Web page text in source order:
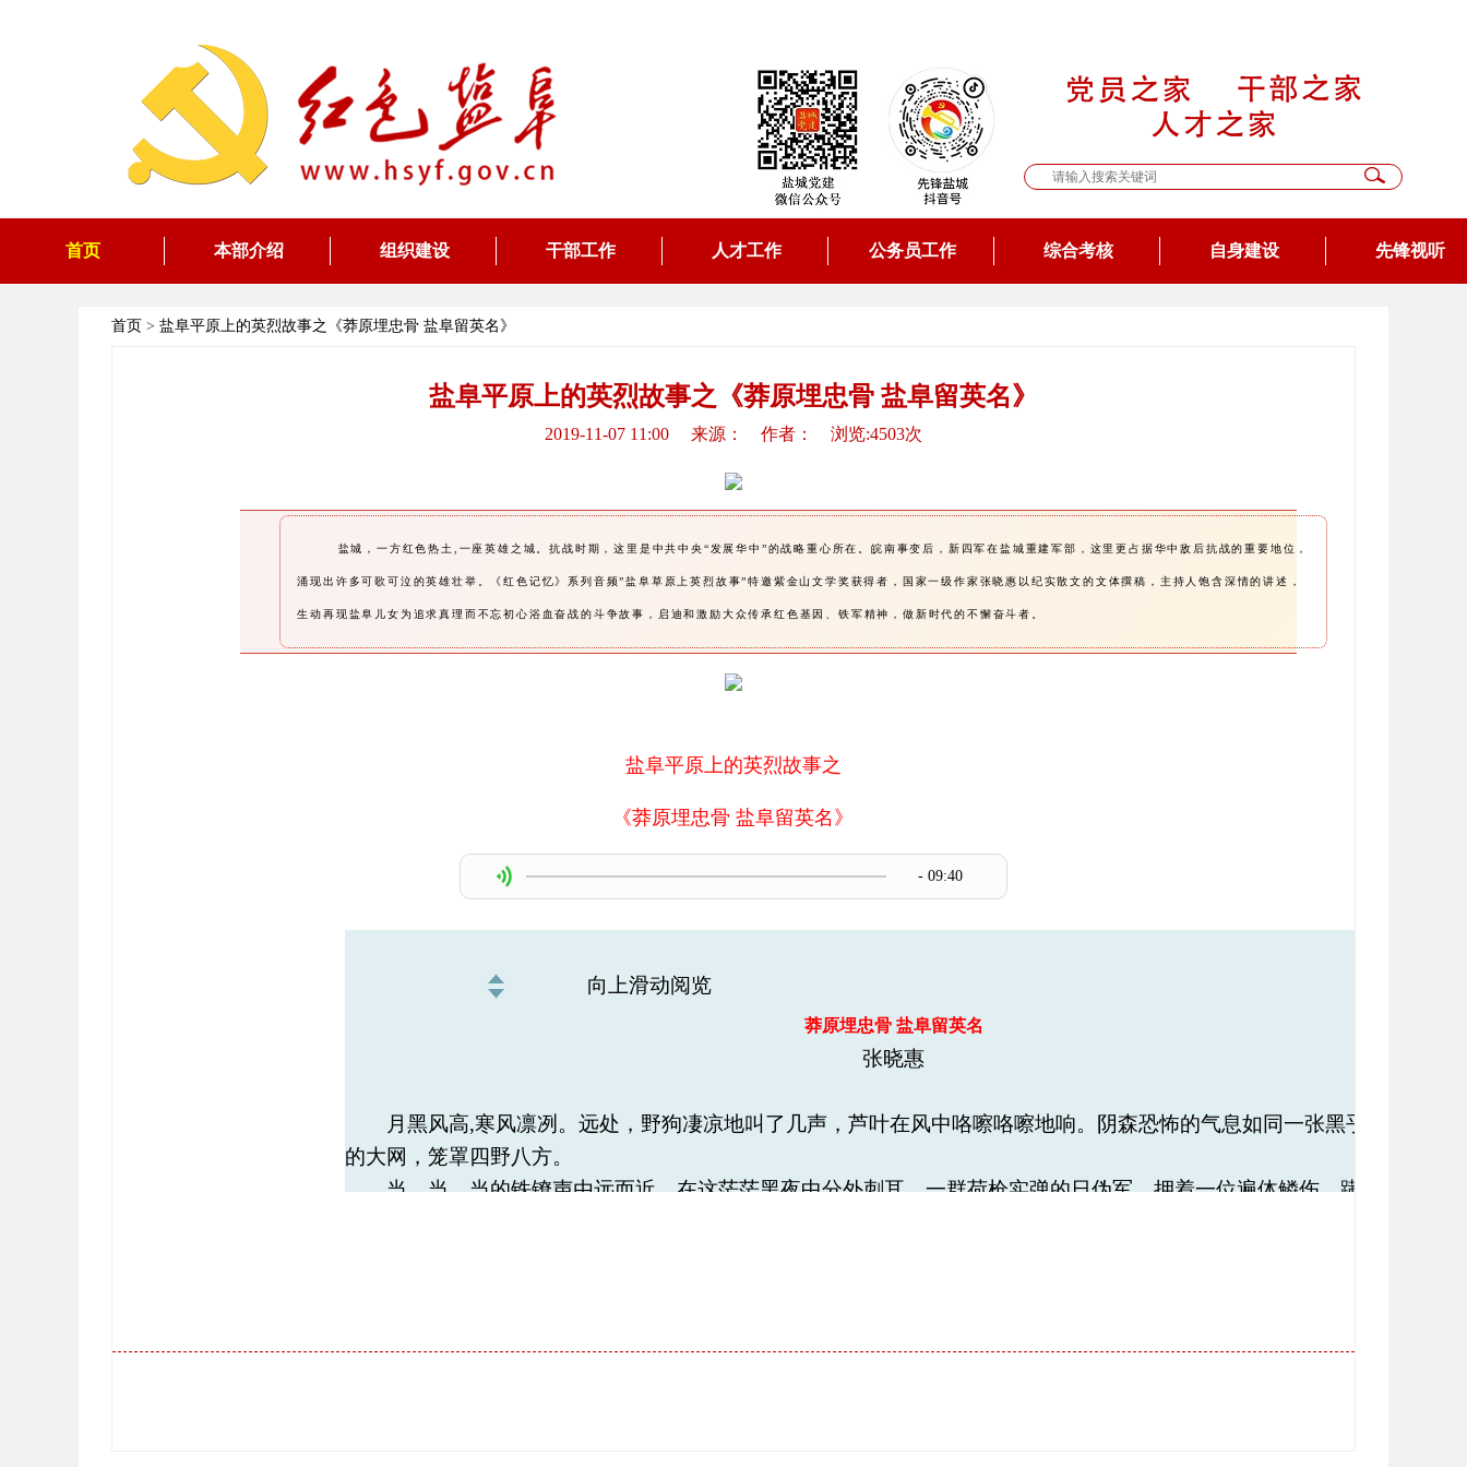
首页 本部介绍 组织建设 干部工作 人才工作 公务员工作 综合考核 自身建设 先锋视听
首页 > 盐阜平原上的英烈故事之《莽原埋忠骨 盐阜留英名》
盐阜平原上的英烈故事之《莽原埋忠骨 盐阜留英名》
2019-11-07 11:00 来源： 作者： 浏览:4503次
盐城，一方红色热土,一座英雄之城。抗战时期，这里是中共中央“发展华中”的战略重心所在。皖南事变后，新四军在盐城重建军部，这里更占据华中敌后抗战的重要地位，
涌现出许多可歌可泣的英雄壮举。《红色记忆》系列音频”盐阜草原上英烈故事”特邀紫金山文学奖获得者，国家一级作家张晓惠以纪实散文的文体撰稿，主持人饱含深情的讲述，
生动再现盐阜儿女为追求真理而不忘初心浴血奋战的斗争故事，启迪和激励大众传承红色基因、铁军精神，做新时代的不懈奋斗者。
盐阜平原上的英烈故事之
《莽原埋忠骨 盐阜留英名》
- 09:40
向上滑动阅览
莽原埋忠骨 盐阜留英名
张晓惠
月黑风高,寒风凛冽。远处，野狗凄凉地叫了几声，芦叶在风中咯嚓咯嚓地响。阴森恐怖的气息如同一张黑乎乎
的大网，笼罩四野八方。
当、当、当的铁镣声由远而近，在这茫茫黑夜中分外刺耳。一群荷枪实弹的日伪军，押着一位遍体鳞伤，蹒跚
这位高呼着口号壮烈牺牲的人，就是新四军派到苏北盐东县任县长的共产党员方强同志。